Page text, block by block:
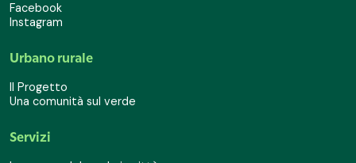
Facebook
Instagram
Urbano rurale
Il Progetto
Una comunità sul verde
Servizi